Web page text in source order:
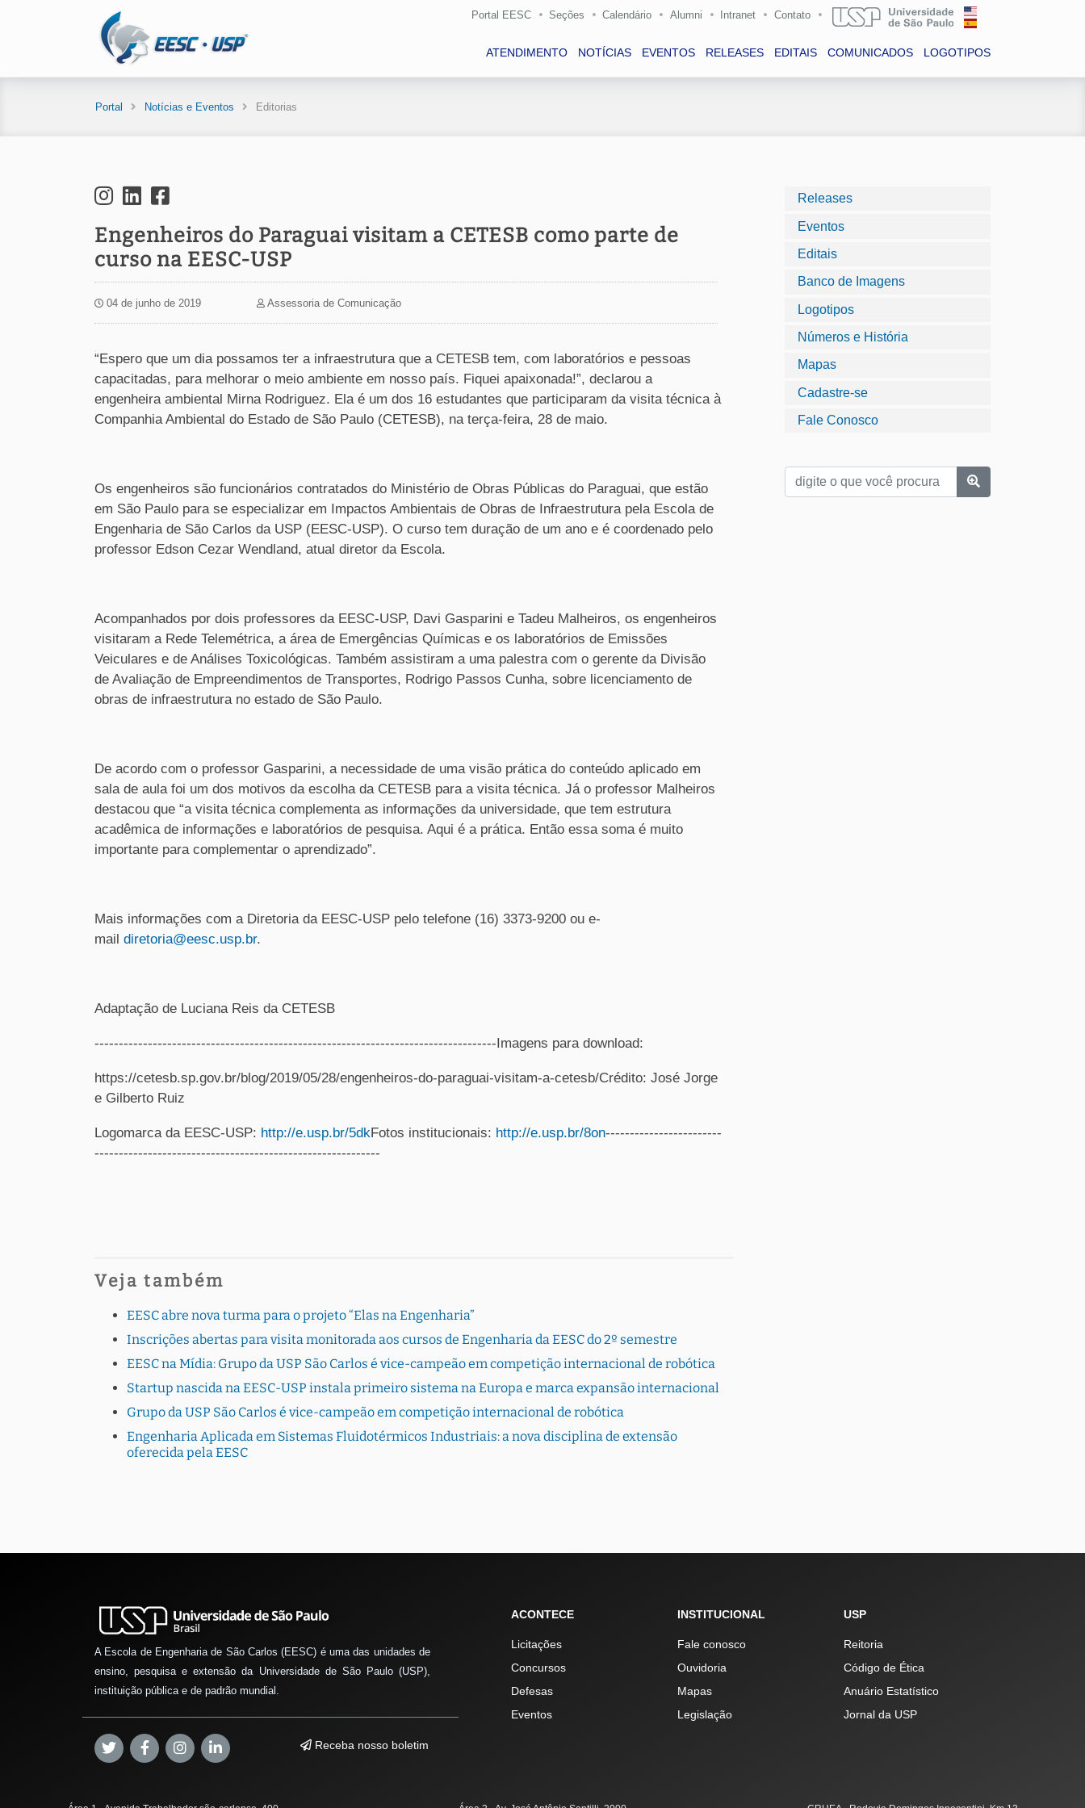
Portal EESC Seções Calendário Alumni Intranet Contato
ATENDIMENTO NOTÍCIAS EVENTOS RELEASES EDITAIS COMUNICADOS LOGOTIPOS
Portal Notícias e Eventos Editorias
Engenheiros do Paraguai visitam a CETESB como parte de
curso na EESC-USP
04 de junho de 2019 Assessoria de Comunicação
“Espero que um dia possamos ter a infraestrutura que a CETESB tem, com laboratórios e pessoas
capacitadas, para melhorar o meio ambiente em nosso país. Fiquei apaixonada!”, declarou a
engenheira ambiental Mirna Rodriguez. Ela é um dos 16 estudantes que participaram da visita técnica à
Companhia Ambiental do Estado de São Paulo (CETESB), na terça-feira, 28 de maio.
Os engenheiros são funcionários contratados do Ministério de Obras Públicas do Paraguai, que estão
em São Paulo para se especializar em Impactos Ambientais de Obras de Infraestrutura pela Escola de
Engenharia de São Carlos da USP (EESC-USP). O curso tem duração de um ano e é coordenado pelo
professor Edson Cezar Wendland, atual diretor da Escola.
Acompanhados por dois professores da EESC-USP, Davi Gasparini e Tadeu Malheiros, os engenheiros
visitaram a Rede Telemétrica, a área de Emergências Químicas e os laboratórios de Emissões
Veiculares e de Análises Toxicológicas. Também assistiram a uma palestra com o gerente da Divisão
de Avaliação de Empreendimentos de Transportes, Rodrigo Passos Cunha, sobre licenciamento de
obras de infraestrutura no estado de São Paulo.
De acordo com o professor Gasparini, a necessidade de uma visão prática do conteúdo aplicado em
sala de aula foi um dos motivos da escolha da CETESB para a visita técnica. Já o professor Malheiros
destacou que “a visita técnica complementa as informações da universidade, que tem estrutura
acadêmica de informações e laboratórios de pesquisa. Aqui é a prática. Então essa soma é muito
importante para complementar o aprendizado”.
Mais informações com a Diretoria da EESC-USP pelo telefone (16) 3373-9200 ou e-
mail diretoria@eesc.usp.br.
Adaptação de Luciana Reis da CETESB
-----------------------------------------------------------------------------------Imagens para download:
https://cetesb.sp.gov.br/blog/2019/05/28/engenheiros-do-paraguai-visitam-a-cetesb/Crédito: José Jorge
e Gilberto Ruiz
Logomarca da EESC-USP: http://e.usp.br/5dkFotos institucionais: http://e.usp.br/8on------------------------
-----------------------------------------------------------
Veja também
EESC abre nova turma para o projeto “Elas na Engenharia”
Inscrições abertas para visita monitorada aos cursos de Engenharia da EESC do 2º semestre
EESC na Mídia: Grupo da USP São Carlos é vice-campeão em competição internacional de robótica
Startup nascida na EESC-USP instala primeiro sistema na Europa e marca expansão internacional
Grupo da USP São Carlos é vice-campeão em competição internacional de robótica
Engenharia Aplicada em Sistemas Fluidotérmicos Industriais: a nova disciplina de extensão
oferecida pela EESC
Releases
Eventos
Editais
Banco de Imagens
Logotipos
Números e História
Mapas
Cadastre-se
Fale Conosco
A Escola de Engenharia de São Carlos (EESC) é uma das unidades de
ensino, pesquisa e extensão da Universidade de São Paulo (USP),
instituição pública e de padrão mundial.
Receba nosso boletim
ACONTECE
Licitações
Concursos
Defesas
Eventos
INSTITUCIONAL
Fale conosco
Ouvidoria
Mapas
Legislação
USP
Reitoria
Código de Ética
Anuário Estatístico
Jornal da USP